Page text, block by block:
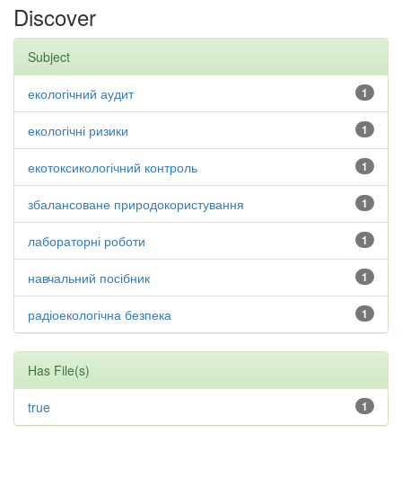
Discover
Subject
1
екологічний аудит
1
екологічні ризики
1
екотоксикологічний контроль
1
збалансоване природокористування
1
лабораторні роботи
1
навчальний посібник
1
радіоекологічна безпека
Has File(s)
1
true